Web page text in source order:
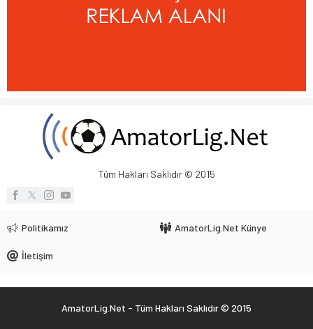
Tüm Hakları Saklıdır © 2015
Politikamız AmatorLig.Net Künye
İletişim
AmatorLig.Net - Tüm Hakları Saklıdır © 2015